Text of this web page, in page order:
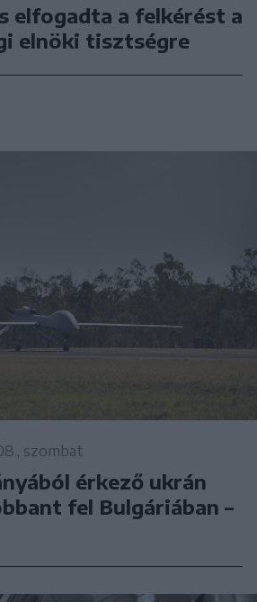
elfogadta a felkérést a
elnöki tisztségre
szombat
érkező ukrán
fel Bulgáriában –